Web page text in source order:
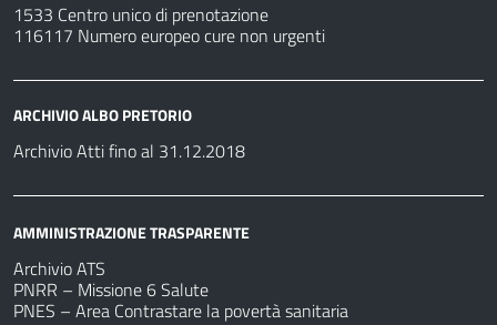
1533 Centro unico di prenotazione
116117 Numero europeo cure non urgenti
ARCHIVIO ALBO PRETORIO
Archivio Atti fino al 31.12.2018
AMMINISTRAZIONE TRASPARENTE
Archivio ATS
PNRR – Missione 6 Salute
PNES – Area Contrastare la povertà sanitaria